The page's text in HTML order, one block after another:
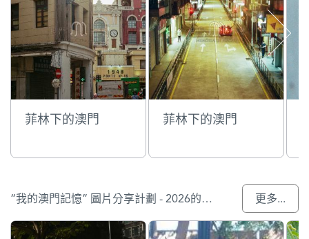
菲林下的澳門 菲林下的澳門
“我的澳門記憶” 圖片分享計劃 - 2026的參與作品 更多...